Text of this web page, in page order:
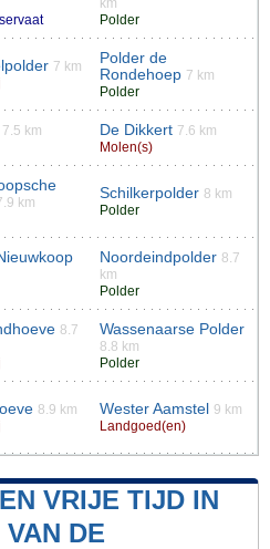
km
Polder
7 km
Polder de
Rondehoep 7 km
Polder
7.5 km
De Dikkert 7.6 km
Molen(s)
km
Schilkerpolder 8 km
Polder
Noordeindpolder 8.7
km
Polder
8.7
Wassenaarse Polder
8.8 km
Polder
8.9 km
Wester Aamstel 9 km
Landgoed(en)
VRIJE TIJD IN
DE